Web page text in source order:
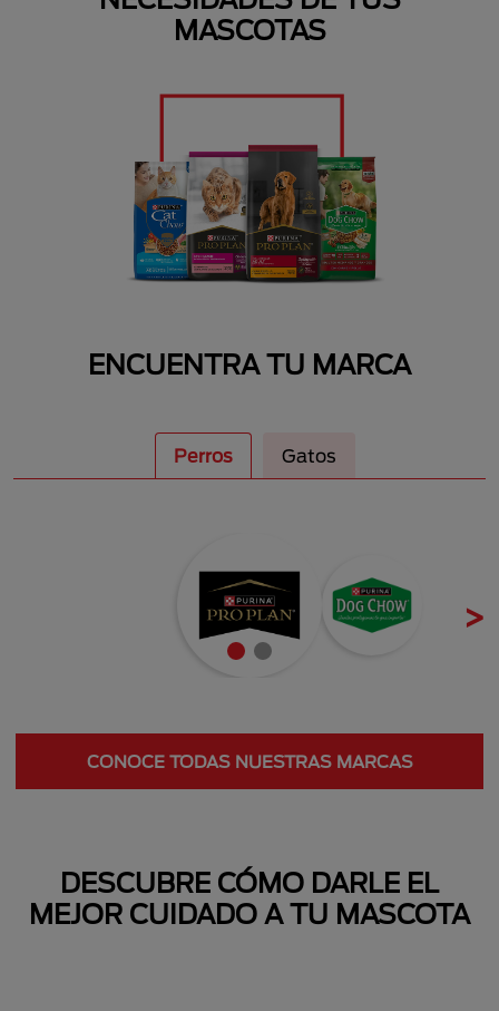
MASCOTAS
ENCUENTRA TU MARCA
Perros Gatos
Next
CONOCE TODAS NUESTRAS MARCAS
DESCUBRE CÓMO DARLE EL
MEJOR CUIDADO A TU MASCOTA